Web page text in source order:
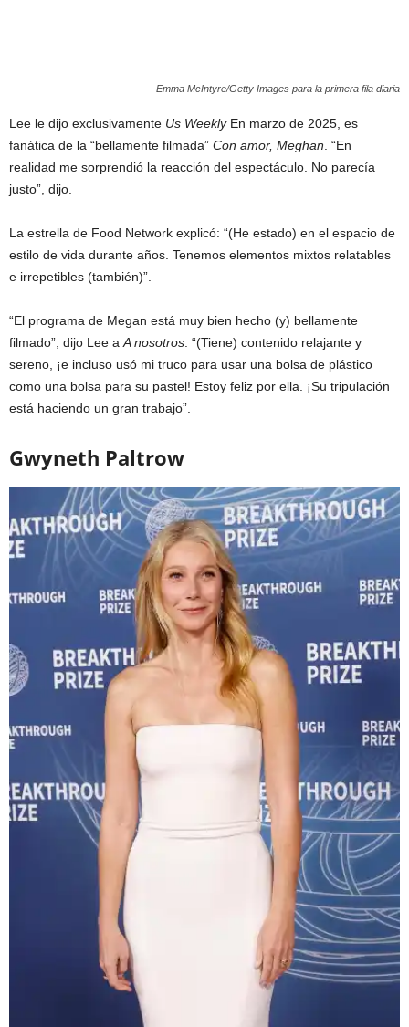
Emma McIntyre/Getty Images para la primera fila diaria
Lee le dijo exclusivamente Us WeeklyEn marzo de 2025, es
fanática de la “bellamente filmada” Con amor, Meghan . “En
realidad me sorprendió la reacción del espectáculo. No parecía
justo”, dijo.
La estrella de Food Network explicó: “(He estado) en el espacio de
estilo de vida durante años. Tenemos elementos mixtos relatables
e irrepetibles (también)”.
“El programa de Megan está muy bien hecho (y) bellamente
filmado”, dijo Lee a A nosotros . “(Tiene) contenido relajante y
sereno, ¡e incluso usó mi truco para usar una bolsa de plástico
como una bolsa para su pastel! Estoy feliz por ella. ¡Su tripulación
está haciendo un gran trabajo”.
Gwyneth Paltrow